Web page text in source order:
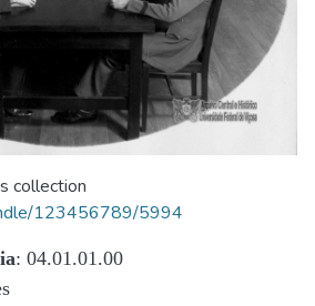
collection
123456789/5994
: 04.01.01.00